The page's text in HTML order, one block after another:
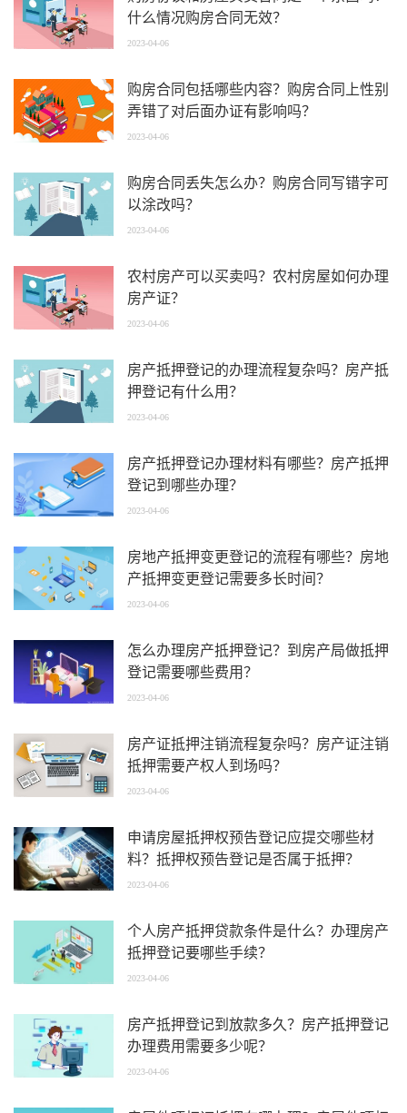
什么情况购房合同无效？
2023-04-06
购房合同包括哪些内容？购房合同上性别
弄错了对后面办证有影响吗？
2023-04-06
购房合同丢失怎么办？购房合同写错字可
以涂改吗？
2023-04-06
农村房产可以买卖吗？农村房屋如何办理
房产证？
2023-04-06
房产抵押登记的办理流程复杂吗？房产抵
押登记有什么用？
2023-04-06
房产抵押登记办理材料有哪些？房产抵押
登记到哪些办理？
2023-04-06
房地产抵押变更登记的流程有哪些？房地
产抵押变更登记需要多长时间？
2023-04-06
怎么办理房产抵押登记？到房产局做抵押
登记需要哪些费用？
2023-04-06
房产证抵押注销流程复杂吗？房产证注销
抵押需要产权人到场吗？
2023-04-06
申请房屋抵押权预告登记应提交哪些材
料？抵押权预告登记是否属于抵押？
2023-04-06
个人房产抵押贷款条件是什么？办理房产
抵押登记要哪些手续？
2023-04-06
房产抵押登记到放款多久？房产抵押登记
办理费用需要多少呢？
2023-04-06